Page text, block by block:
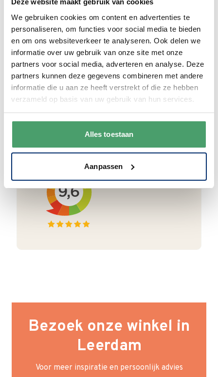
Deze website maakt gebruik van cookies
We gebruiken cookies om content en advertenties te
personaliseren, om functies voor social media te bieden
en om ons websiteverkeer te analyseren. Ook delen we
informatie over uw gebruik van onze site met onze
partners voor social media, adverteren en analyse. Deze
partners kunnen deze gegevens combineren met andere
informatie die u aan ze heeft verstrekt of die ze hebben
verzameld op basis van uw gebruik van hun services.
Alles toestaan
Aanpassen
Duurzaam
We verpakken onze producten zorgvuldig
en duurzaam met hergebruikt karton en
papier.Vanaf € 55,-wordt jouw bestelling
ook nog eens helemaalgratis verzonden.
Goede waardering
We krijgen een goede waardering van Onze
klanten. 9+ gemiddeld.
Bezoek onze winkel in
Leerdam
Voor meer inspiratie en persoonlijk advies